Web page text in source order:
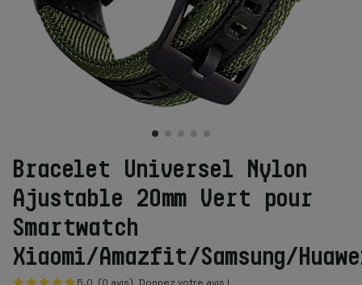
Bracelet Universel Nylon
Ajustable 20mm Vert pour
Smartwatch
Xiaomi/Amazfit/Samsung/